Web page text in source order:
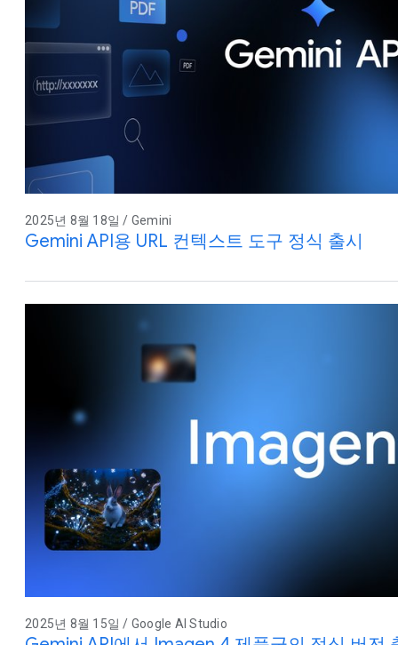
2025년 8월 18일 / Gemini
Gemini API용 URL 컨텍스트 도구 정식 출시
2025년 8월 15일 / Google AI Studio